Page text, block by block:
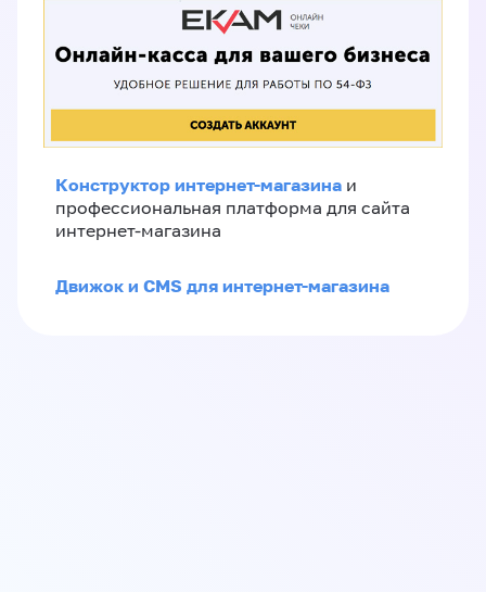
Конструктор интернет-магазина и
профессиональная платформа для сайта
интернет-магазина
Движок и CMS для интернет-магазина